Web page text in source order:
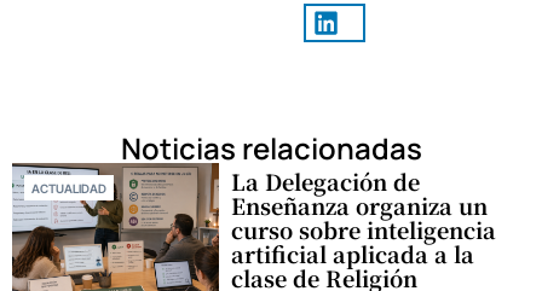
Noticias relacionadas
ACTUALIDAD La Delegación de
Enseñanza organiza un
curso sobre inteligencia
artificial aplicada a la
clase de Religión